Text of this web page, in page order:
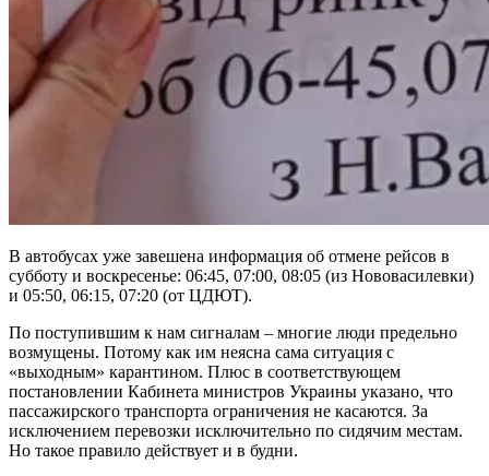
В автобусах уже завешена информация об отмене рейсов в
субботу и воскресенье: 06:45, 07:00, 08:05 (из Нововасилевки)
и 05:50, 06:15, 07:20 (от ЦДЮТ).
По поступившим к нам сигналам – многие люди предельно
возмущены. Потому как им неясна сама ситуация с
«выходным» карантином. Плюс в соответствующем
постановлении Кабинета министров Украины указано, что
пассажирского транспорта ограничения не касаются. За
исключением перевозки исключительно по сидячим местам.
Но такое правило действует и в будни.